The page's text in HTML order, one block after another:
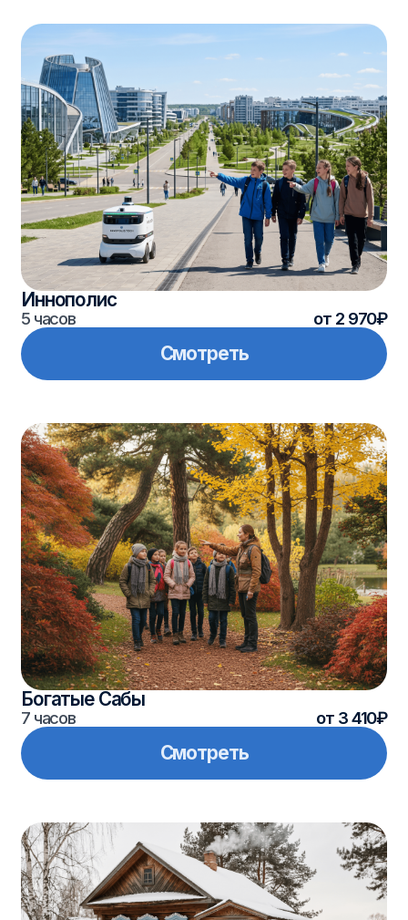
Тетюши — «Ожившая история» (с горой
Вшиха)
10 часов от 5 050₽
Смотреть
Кырлай — Тукай
7-8 часов от 2 160₽